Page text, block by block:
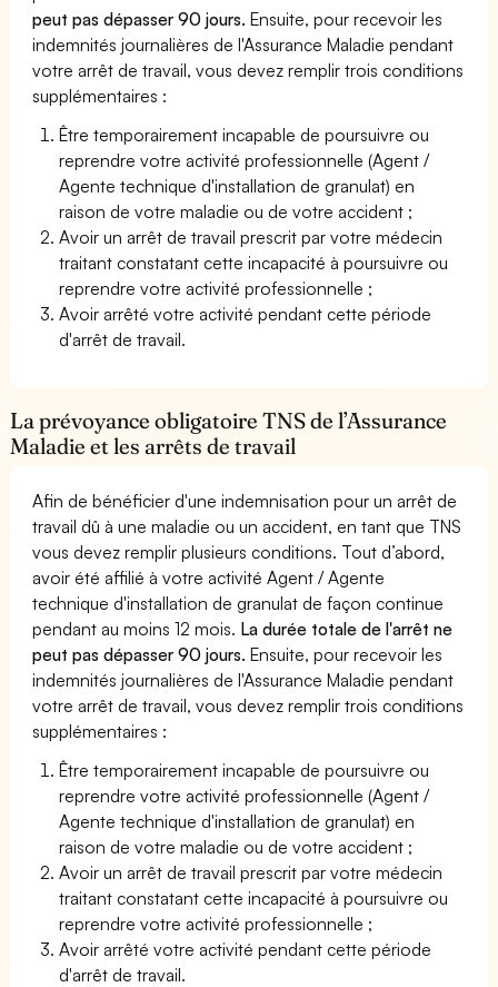
peut pas dépasser 90 jours. Ensuite, pour recevoir les
indemnités journalières de l'Assurance Maladie pendant
votre arrêt de travail, vous devez remplir trois conditions
supplémentaires :
Être temporairement incapable de poursuivre ou
reprendre votre activité professionnelle (Agent /
Agente technique d'installation de granulat) en
raison de votre maladie ou de votre accident ;
Avoir un arrêt de travail prescrit par votre médecin
traitant constatant cette incapacité à poursuivre ou
reprendre votre activité professionnelle ;
Avoir arrêté votre activité pendant cette période
d'arrêt de travail.
La prévoyance obligatoire TNS de l’Assurance
Maladie et les arrêts de travail
Afin de bénéficier d'une indemnisation pour un arrêt de
travail dû à une maladie ou un accident, en tant que TNS
vous devez remplir plusieurs conditions. Tout d’abord,
avoir été affilié à votre activité Agent / Agente
technique d'installation de granulat de façon continue
pendant au moins 12 mois. La durée totale de l'arrêt ne
peut pas dépasser 90 jours. Ensuite, pour recevoir les
indemnités journalières de l'Assurance Maladie pendant
votre arrêt de travail, vous devez remplir trois conditions
supplémentaires :
Être temporairement incapable de poursuivre ou
reprendre votre activité professionnelle (Agent /
Agente technique d'installation de granulat) en
raison de votre maladie ou de votre accident ;
Avoir un arrêt de travail prescrit par votre médecin
traitant constatant cette incapacité à poursuivre ou
reprendre votre activité professionnelle ;
Avoir arrêté votre activité pendant cette période
d'arrêt de travail.